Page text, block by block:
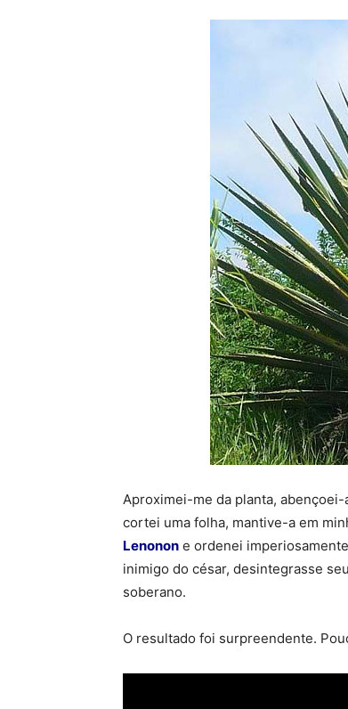
Aproximei-me da planta,
cortei uma folha, mantive-a em
Lenonon e ordenei
inimigo do césar, desintegrasse
soberano.
O resultado foi surpreendente.